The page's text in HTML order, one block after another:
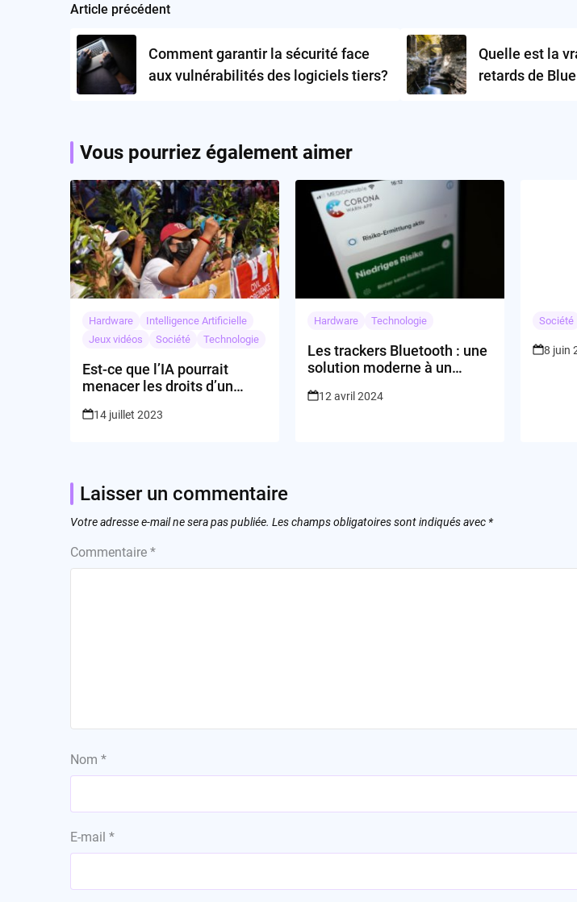
Post
navigation
Article précédent
Comment garantir la sécurité face
aux vulnérabilités des logiciels tiers?
Quelle est la
retards de
Vous pourriez également aimer
Hardware
Intelligence Artificielle
Jeux vidéos
Société Technologie
Est-ce que l’IA pourrait
menacer les droits d’un
14 juillet 2023
Hardware Technologie
Les trackers Bluetooth : une
solution moderne à un
12 avril 2024
Société
8 juin
Laisser un commentaire
Votre adresse e-mail ne sera pas publiée. Les champs obligatoires sont indiqués avec *
Commentaire *
Nom *
E-mail *